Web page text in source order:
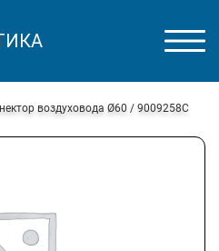
воздуховода Ø60 / 9009258C